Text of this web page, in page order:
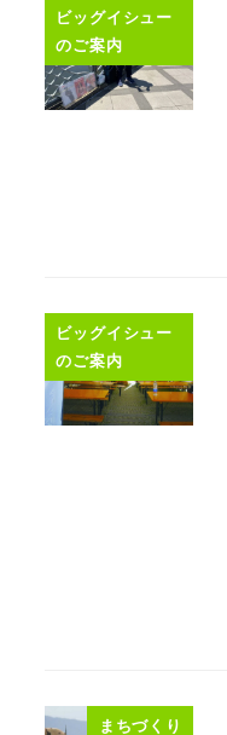
ビッグイシュー
のご案内
ビッグイシュー
のご案内
まちづくり